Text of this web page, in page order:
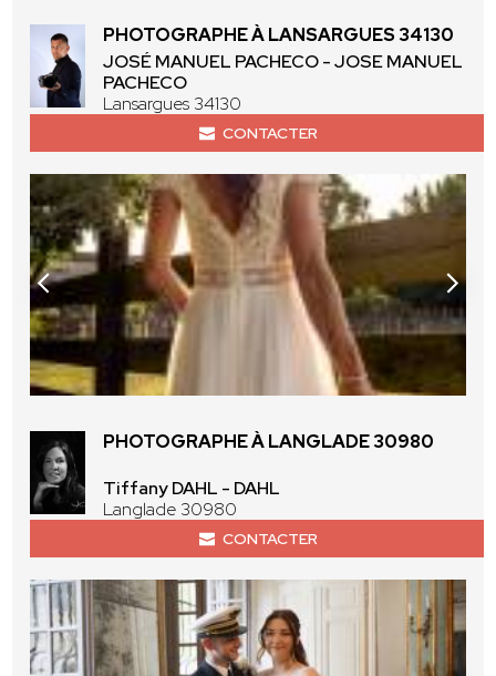
PHOTOGRAPHE À LANSARGUES 34130
JOSÉ MANUEL PACHECO - JOSE MANUEL
PACHECO
Lansargues 34130
CONTACTER
PHOTOGRAPHE À LANGLADE 30980
Tiffany DAHL - DAHL
Langlade 30980
CONTACTER